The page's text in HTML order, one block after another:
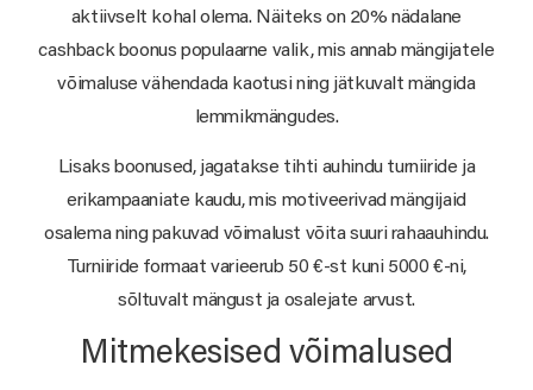
aktiivselt kohal olema. Näiteks on 20% nädalane
cashback boonus populaarne valik, mis annab mängijatele
võimaluse vähendada kaotusi ning jätkuvalt mängida
lemmikmängudes.
Lisaks boonused, jagatakse tihti auhindu turniiride ja
erikampaaniate kaudu, mis motiveerivad mängijaid
osalema ning pakuvad võimalust võita suuri rahaauhindu.
Turniiride formaat varieerub 50 €-st kuni 5000 €-ni,
sõltuvalt mängust ja osalejate arvust.
Mitmekesised võimalused